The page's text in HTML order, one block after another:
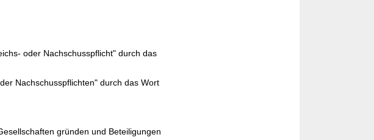
oder Nachschusspflicht" durch das
Nachschusspflichten" durch das Wort
gründen und Beteiligungen